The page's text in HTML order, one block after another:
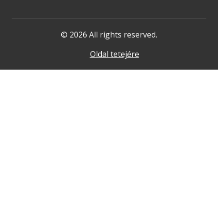
© 2026 All rights reserved.
Oldal tetejére